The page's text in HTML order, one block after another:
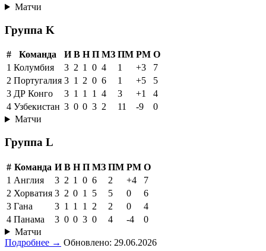
Матчи
Группа K
# Команда И В Н П МЗ ПМ РМ О
1 Колумбия 3 2 1 0 4 1 +3
7
2 Португалия 3 1 2 0 6 1 +5
5
3 ДР Конго 3 1 1 1 4 3 +1
4
4 Узбекистан 3 0 0 3 2 11 -9
0
Матчи
Группа L
# Команда И В Н П МЗ ПМ РМ О
1 Англия 3 2 1 0 6 2 +4
7
2 Хорватия 3 2 0 1 5 5 0
6
3 Гана 3 1 1 1 2 2 0
4
4 Панама 3 0 0 3 0 4 -4
0
Матчи
Подробнее → Обновлено: 29.06.2026